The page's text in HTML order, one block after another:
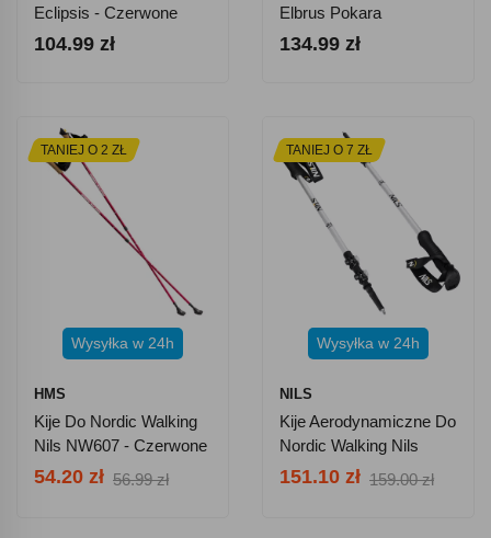
Eclipsis - Czerwone
104.99 zł
Elbrus Pokara
134.99 zł
TANIEJ O 2 ZŁ
Wysyłka w 24h
HMS
Kije Do Nordic Walking
Nils NW607 - Czerwone
54.20 zł 56.99 zł
TANIEJ O 7 ZŁ
Wysyłka w 24h
NILS
Kije Aerodynamiczne Do
Nordic Walking Nils
TK8602
151.10 zł 159.00 zł